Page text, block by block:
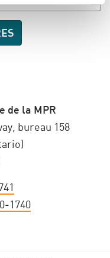
de la MPR
bureau 158
1740